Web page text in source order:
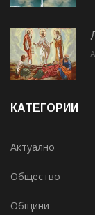
КАТЕГОРИИ
Актуално
Общество
Общини